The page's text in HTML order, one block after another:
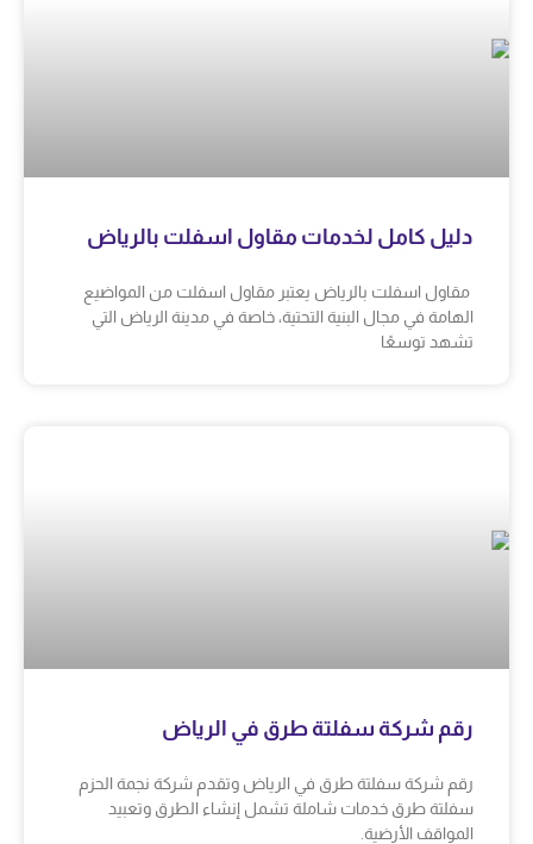
دليل كامل لخدمات مقاول اسفلت بالرياض
مقاول اسفلت بالرياض يعتبر مقاول اسفلت من المواضيع
الهامة في مجال البنية التحتية، خاصة في مدينة الرياض التي
تشهد توسعًا
رقم شركة سفلتة طرق في الرياض
رقم شركة سفلتة طرق في الرياض وتقدم شركة نجمة الحزم
سفلتة طرق خدمات شاملة تشمل إنشاء الطرق وتعبيد
المواقف الأرضية.